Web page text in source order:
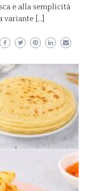
e alla semplicità
variante […]